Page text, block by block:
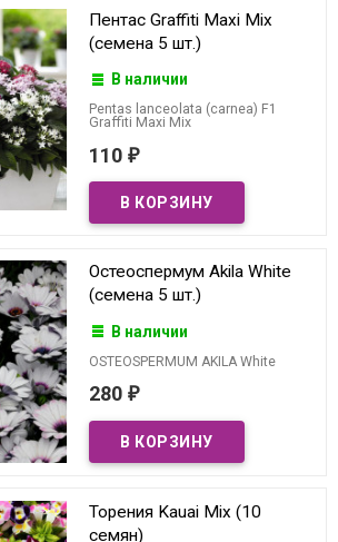
Пентас Graffiti Maxi Mix
(семена 5 шт.)
В наличии
Pentas lanceolata (carnea) F1
Graffiti Maxi Mix
110 ₽
Остеоспермум Akila White
(семена 5 шт.)
В наличии
OSTEOSPERMUM AKILA White
280 ₽
Торения Kauai Mix (10
семян)